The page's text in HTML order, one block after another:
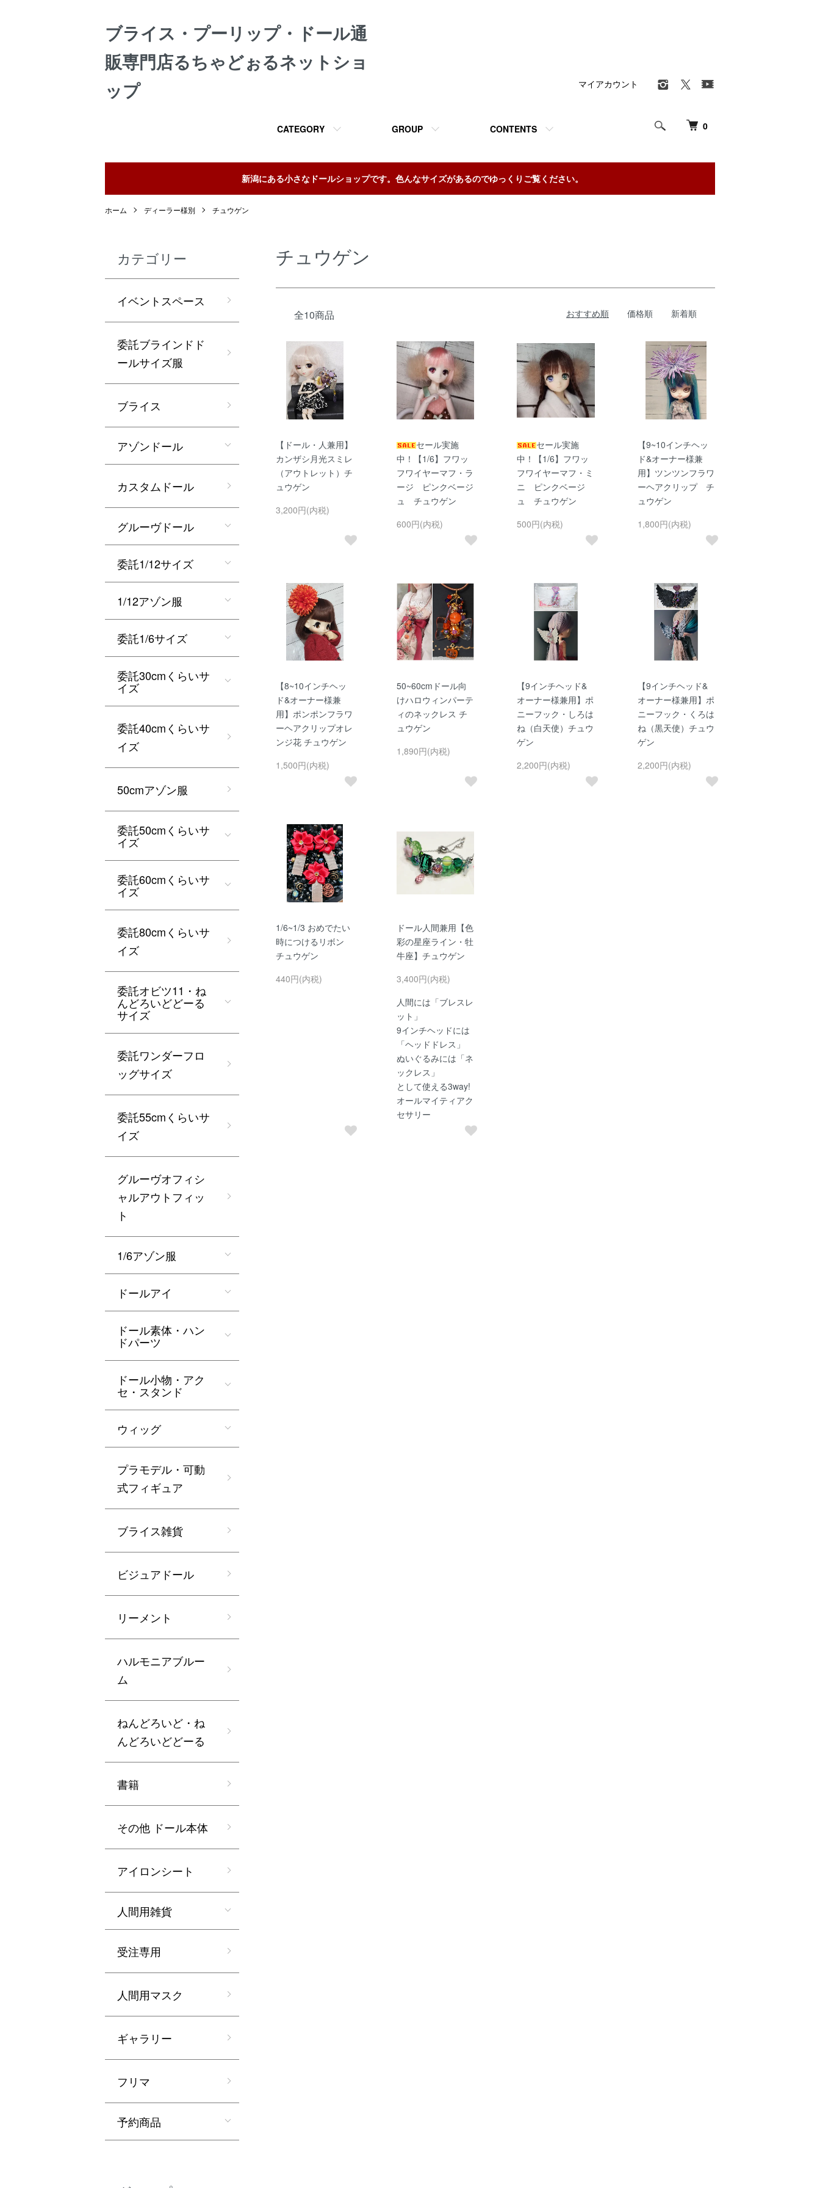
ブライス・プーリップ・ドール通
販専門店るちゃどぉるネットショ
ップ
0
CATEGORY GROUP CONTENTS
マイアカウント
新潟にある小さなドールショップです。色んなサイズがあるのでゆっくりご覧ください。
ホーム ディーラー様別 チュウゲン
チュウゲン
全10商品 おすすめ順 価格順 新着順
【ドール・人兼用】
カンザシ月光スミレ
（アウトレット）チ
ュウゲン
3,200円(内税)
セール実施
中！【1/6】フワッ
フワイヤーマフ・ラ
ージ ピンクベージ
ュ チュウゲン
600円(内税)
セール実施
中！【1/6】フワッ
フワイヤーマフ・ミ
ニ ピンクベージ
ュ チュウゲン
500円(内税)
【9~10インチヘッ
ド&オーナー様兼
用】ツンツンフラワ
ーヘアクリップ チ
ュウゲン
1,800円(内税)
【8~10インチヘッ
ド&オーナー様兼
用】ポンポンフラワ
ーヘアクリップオレ
ンジ花 チュウゲン
1,500円(内税)
50~60cmドール向
けハロウィンパーテ
ィのネックレス チ
ュウゲン
1,890円(内税)
【9インチヘッド&
オーナー様兼用】ポ
ニーフック・しろは
ね（白天使）チュウ
ゲン
2,200円(内税)
【9インチヘッド&
オーナー様兼用】ポ
ニーフック・くろは
ね（黒天使）チュウ
ゲン
2,200円(内税)
1/6~1/3 おめでたい
時につけるリボン
チュウゲン
440円(内税)
ドール人間兼用【色
彩の星座ライン・牡
牛座】チュウゲン
3,400円(内税)
人間には「ブレスレ
ット」
9インチヘッドには
「ヘッドドレス」
ぬいぐるみには「ネ
ックレス」
として使える3way!
オールマイティアク
セサリー
カテゴリー
イベントスペース
委託ブラインドド
ールサイズ服
ブライス
アゾンドール
カスタムドール
グルーヴドール
委託1/12サイズ
1/12アゾン服
委託1/6サイズ
委託30cmくらいサ
イズ
委託40cmくらいサ
イズ
50cmアゾン服
委託50cmくらいサ
イズ
委託60cmくらいサ
イズ
委託80cmくらいサ
イズ
委託オビツ11・ね
んどろいどどーる
サイズ
委託ワンダーフロ
ッグサイズ
委託55cmくらいサ
イズ
グルーヴオフィシ
ャルアウトフィッ
ト
1/6アゾン服
ドールアイ
ドール素体・ハン
ドパーツ
ドール小物・アク
セ・スタンド
ウィッグ
プラモデル・可動
式フィギュア
ブライス雑貨
ビジュアドール
リーメント
ハルモニアブルー
ム
ねんどろいど・ね
んどろいどどーる
書籍
その他 ドール本体
アイロンシート
人間用雑貨
受注専用
人間用マスク
ギャラリー
フリマ
予約商品